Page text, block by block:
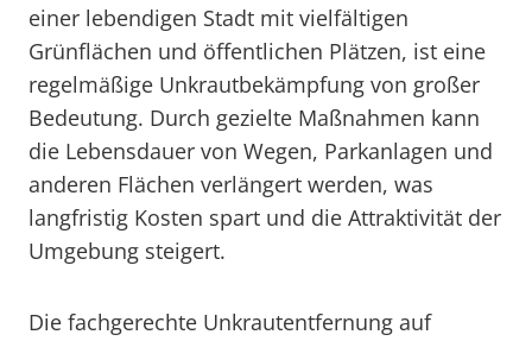
einer lebendigen Stadt mit vielfältigen
Grünflächen und öffentlichen Plätzen, ist eine
regelmäßige Unkrautbekämpfung von großer
Bedeutung. Durch gezielte Maßnahmen kann
die Lebensdauer von Wegen, Parkanlagen und
anderen Flächen verlängert werden, was
langfristig Kosten spart und die Attraktivität der
Umgebung steigert.
Die fachgerechte Unkrautentfernung auf